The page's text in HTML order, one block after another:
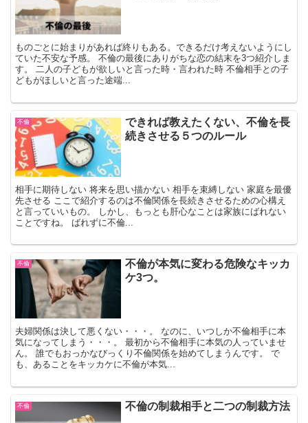
ものごとに始まりがあれば終りもある。できるだけ考えないようにし
ていた不安な予感。 不倫の最後にありがちな恋の結末を3つ紹介しま
す。 二人の子どもが欲しいと言った時・言われた時 不倫相手との子
どもがほしいと言った途端...
不倫
できれば教えたくない、不倫を長
続きさせる５つのルール
相手に期待しない 将来を思い描かない 相手を束縛しない 家庭を最優
先させる ここで紹介するのは不倫関係を長続きさせるための心構え
と言っていいもの。 しかし、もっとも肝心なことは家族にばれない
ことですね。 ばれずに不倫...
不倫
不倫が本気に変わる危険なキッカ
ケ3つ。
夫婦関係は決して悪くない・・・。 なのに、いつしか不倫相手に本
気になってしまう・・・。 最初から不倫相手に本気の人っていませ
ん。 誰でもおっかなびっくり不倫関係を始めてしまうんです。 で
も、あることをキッカケに不倫が本気...
不倫 不倫の制裁相手と二つの制裁方法